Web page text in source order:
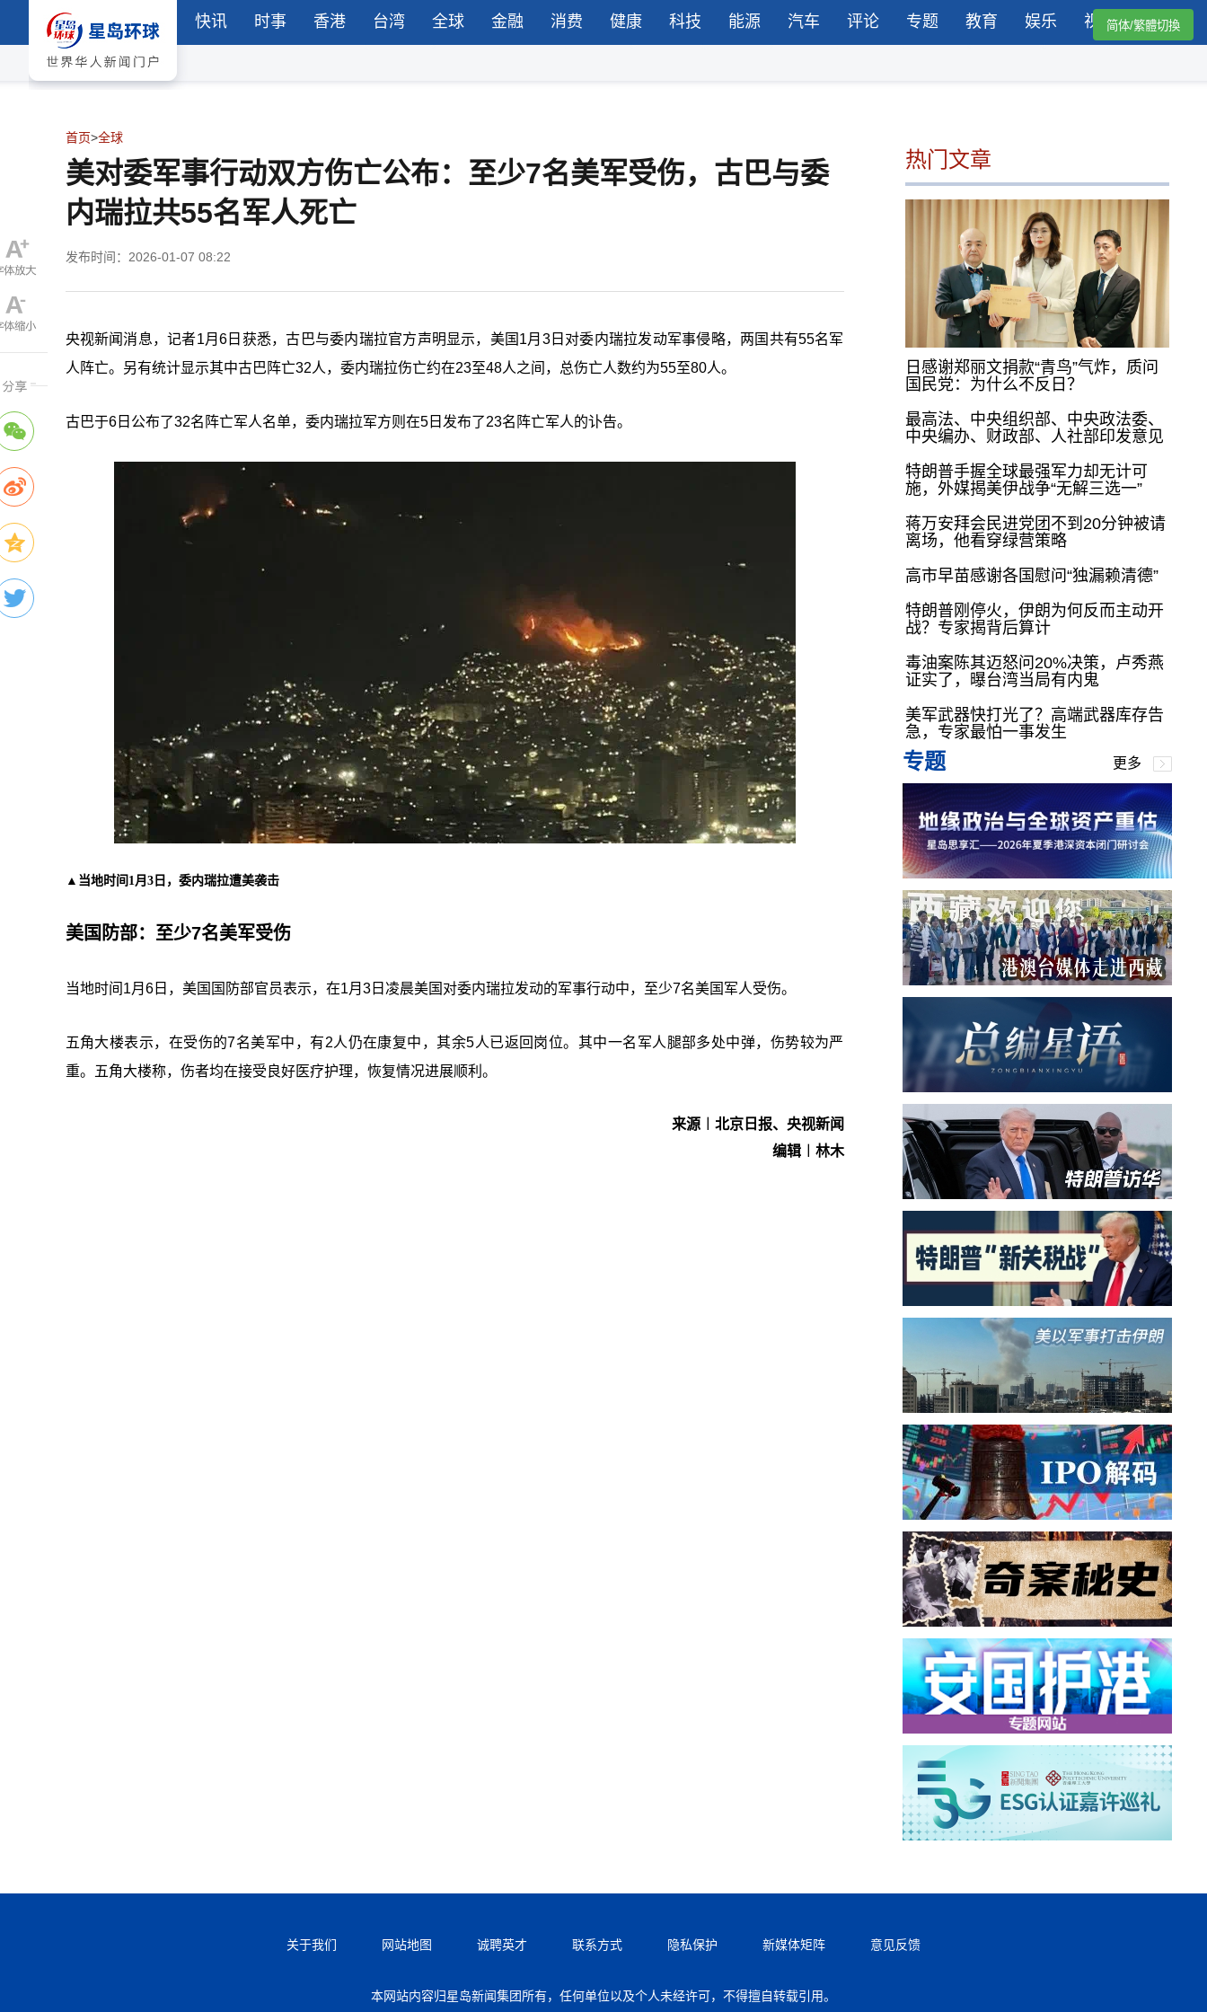
快讯 时事 香港 台湾 全球 金融 消费 健康 科技 能源 汽车 评论 专题 教育 娱乐 视频简体/繁體切換
首页>全球
美对委军事行动双方伤亡公布：至少7名美军受伤，古巴与委
内瑞拉共55名军人死亡
发布时间：2026-01-07 08:22
央视新闻消息，记者1月6日获悉，古巴与委内瑞拉官方声明显示，美国1月3日对委内瑞拉发动军事侵略，两国共有55名军
人阵亡。另有统计显示其中古巴阵亡32人，委内瑞拉伤亡约在23至48人之间，总伤亡人数约为55至80人。
古巴于6日公布了32名阵亡军人名单，委内瑞拉军方则在5日发布了23名阵亡军人的讣告。
▲当地时间1月3日，委内瑞拉遭美袭击
美国防部：至少7名美军受伤
当地时间1月6日，美国国防部官员表示，在1月3日凌晨美国对委内瑞拉发动的军事行动中，至少7名美国军人受伤。
五角大楼表示，在受伤的7名美军中，有2人仍在康复中，其余5人已返回岗位。其中一名军人腿部多处中弹，伤势较为严
重。五角大楼称，伤者均在接受良好医疗护理，恢复情况进展顺利。
来源︱北京日报、央视新闻
编辑︱林木
热门文章
日感谢郑丽文捐款“青鸟”气炸，质问
国民党：为什么不反日？
最高法、中央组织部、中央政法委、
中央编办、财政部、人社部印发意见
特朗普手握全球最强军力却无计可
施，外媒揭美伊战争“无解三选一”
蒋万安拜会民进党团不到20分钟被请
离场，他看穿绿营策略
高市早苗感谢各国慰问“独漏赖清德”
特朗普刚停火，伊朗为何反而主动开
战？专家揭背后算计
毒油案陈其迈怒问20%决策，卢秀燕
证实了，曝台湾当局有内鬼
美军武器快打光了？高端武器库存告
急，专家最怕一事发生
专题 更多
关于我们 网站地图 诚聘英才 联系方式 隐私保护 新媒体矩阵 意见反馈
本网站内容归星岛新闻集团所有，任何单位以及个人未经许可，不得擅自转载引用。